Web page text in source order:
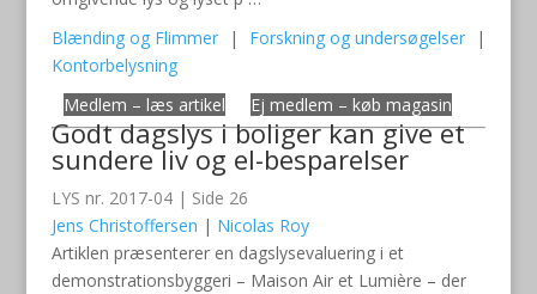
Blænding og Flimmer
| Forskning og undersøgelser
|
Kontorbelysning
Medlem – læs artikel
Ej medlem – køb magasin
Godt dagslys i boliger kan give et
sundere liv og el-besparelser
LYS nr. 2017-04 | Side 26
Jens Christoffersen | Nicolas Roy
Artiklen præsenterer en dagslysevaluering i et
demonstrationsbyggeri – Maison Air et Lumière – der